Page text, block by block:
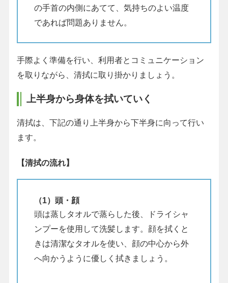
の手首の内側にあてて、気持ちのよい温度
であれば問題ありません。
手際よく準備を行い、利用者とコミュニケーション
を取りながら、清拭に取り掛かりましょう。
上半身から身体を拭いていく
清拭は、下記の通り上半身から下半身に向って行い
ます。
【清拭の流れ】
（1）頭・顔
頭は蒸しタオルで蒸らした後、ドライシャ
ンプーを使用して洗髪します。顔を拭くと
きは清潔なタオルを使い、顔の中心から外
へ向かうように優しく拭きましょう。